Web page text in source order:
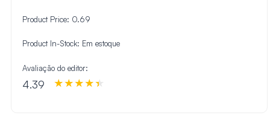
Product Price: 0.69
Product In-Stock: Em estoque
Avaliação do editor:
4.39